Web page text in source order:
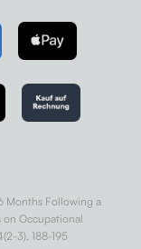
Months Following a
on Occupational
3), 188-195